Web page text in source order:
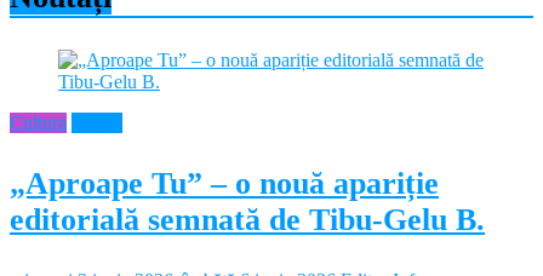
Cultura
„Aproape Tu” – o nouă apariție
editorială semnată de Tibu-Gelu B.